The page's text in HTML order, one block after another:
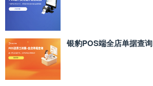
银豹POS端全店单据查询